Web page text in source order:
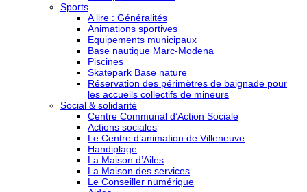
Sports
A lire : Généralités
Animations sportives
Equipements municipaux
Base nautique Marc-Modena
Piscines
Skatepark Base nature
Réservation des périmètres de baignade pour
les accueils collectifs de mineurs
Social & solidarité
Centre Communal d’Action Sociale
Actions sociales
Le Centre d’animation de Villeneuve
Handiplage
La Maison d’Ailes
La Maison des services
Le Conseiller numérique